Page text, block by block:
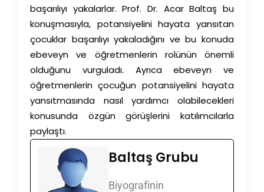
başarılıyı yakalarlar. Prof. Dr. Acar Baltaş bu
konuşmasıyla, potansiyelini hayata yansıtan
çocuklar başarılıyı yakaladığını ve bu konuda
ebeveyn ve öğretmenlerin rolünün önemli
olduğunu vurguladı. Ayrıca ebeveyn ve
öğretmenlerin çocuğun potansiyelini hayata
yansıtmasında nasıl yardımcı olabilecekleri
konusunda özgün görüşlerini katılımcılarla
paylaştı.
Baltaş Grubu
Biyografinin